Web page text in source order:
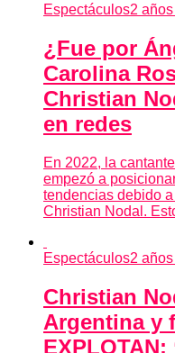
Espectáculos2
¿Fue por
Carolina
Christian
en redes
En 2022, la
empezó a
tendencias debido
Christian Nodal.
Espectáculos2
Christian
Argentina y